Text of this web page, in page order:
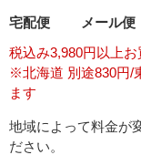
宅配便
メール便
税込み3,980円以上お
※北海道 別途830円/
ます
地域によって料金が
ださい。